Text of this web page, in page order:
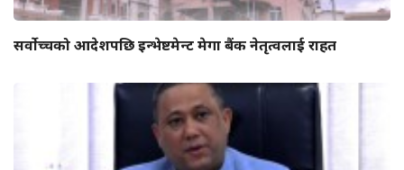
सर्वोच्चको आदेशपछि इन्भेष्टमेन्ट मेगा बैंक नेतृत्वलाई राहत